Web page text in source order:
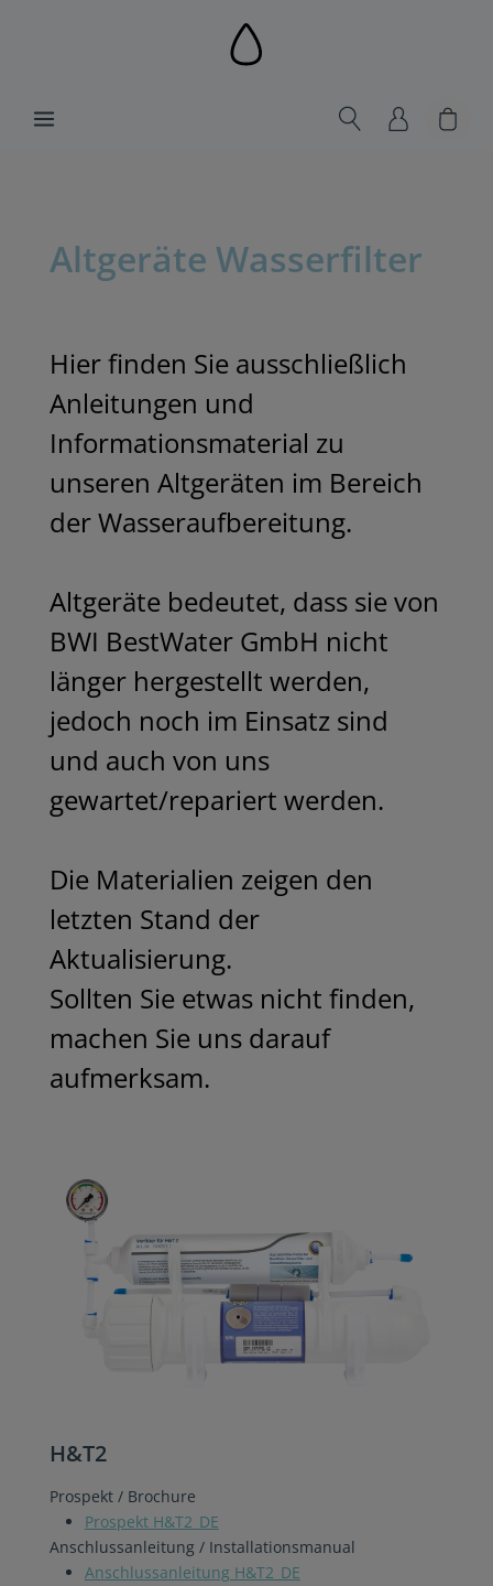
Altgeräte Wasserfilter
Hier finden Sie ausschließlich
Anleitungen und
Informationsmaterial zu
unseren Altgeräten im Bereich
der Wasseraufbereitung.
Altgeräte bedeutet, dass sie von
BWI BestWater GmbH nicht
länger hergestellt werden,
jedoch noch im Einsatz sind
und auch von uns
gewartet/repariert werden.
Die Materialien zeigen den
letzten Stand der
Aktualisierung.
Sollten Sie etwas nicht finden,
machen Sie uns darauf
aufmerksam.
H&T2
Prospekt / Brochure
Prospekt H&T2_DE
Anschlussanleitung / Installationsmanual
Anschlussanleitung H&T2_DE